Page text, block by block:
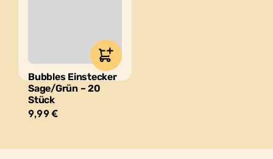
Bubbles Einstecker
Sage/Grün – 20
Stück
9,99€